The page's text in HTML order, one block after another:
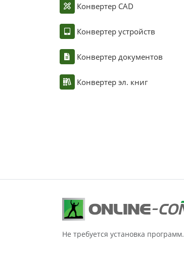
Конвертер CAD
Конвертер устройств
Конвертер документов
Конвертер эл. книг
Не требуется установка программ.